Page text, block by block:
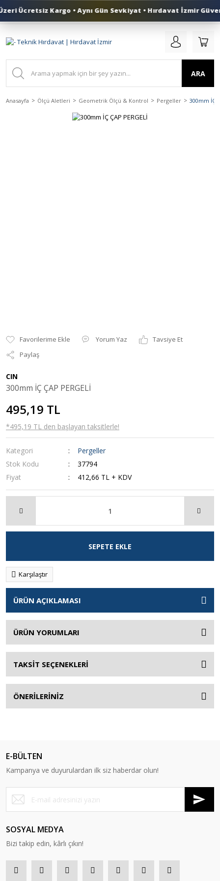
0 (553) 324 41 50
ARA
Anasayfa Ölçü Aletleri Geometrik Ölçü & Kontrol Pergeller 300mm İÇ
Yorum Yaz
Tavsiye Et
Paylaş
CIN
300mm İÇ ÇAP PERGELİ
495,19 TL
*495,19 TL den başlayan taksitlerle!
Kategori
Pergeller
Stok Kodu
37794
Fiyat
412,66 TL + KDV
SEPETE EKLE
Karşılaştır
ÜRÜN AÇIKLAMASI
ÜRÜN YORUMLARI
TAKSİT SEÇENEKLERİ
ÖNERİLERİNİZ
E-BÜLTEN
Kampanya ve duyurulardan ilk siz haberdar olun!
SOSYAL MEDYA
Bizi takip edin, kârlı çıkın!
Ücretsiz Kargo • Aynı Gün Sevkiyat • Hırdavat İzmir